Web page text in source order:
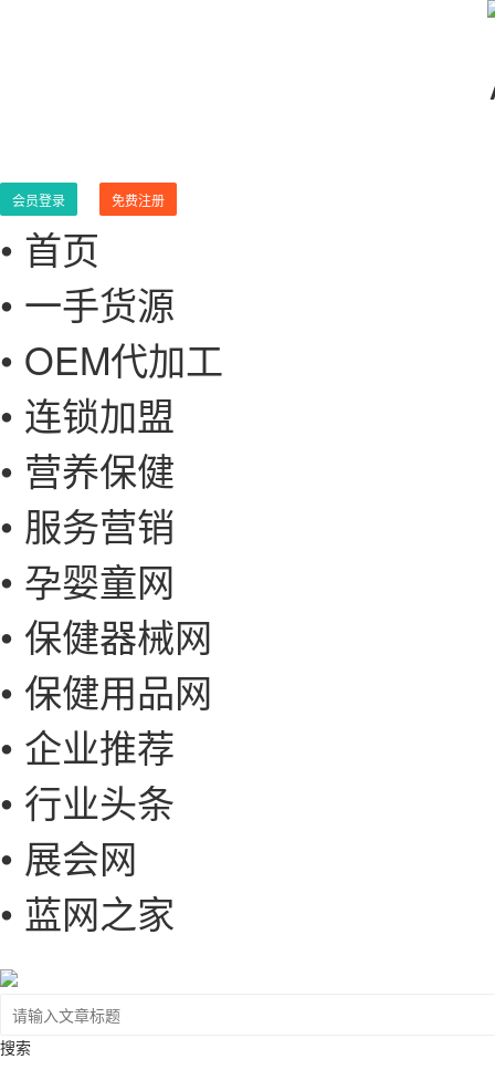
会员登录 免费注册
• 首页
• 一手货源
• OEM代加工
• 连锁加盟
• 营养保健
• 服务营销
• 孕婴童网
• 保健器械网
• 保健用品网
• 企业推荐
• 行业头条
• 展会网
• 蓝网之家
搜索